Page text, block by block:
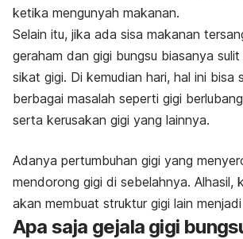
ketika mengunyah makanan.
Selain itu, jika ada sisa makanan
geraham dan gigi bungsu biasanya
sikat gigi. Di kemudian hari, hal ini bisa
berbagai masalah seperti gigi
serta kerusakan gigi yang lainnya.
Adanya pertumbuhan gigi yang
mendorong gigi di sebelahnya. Alhasil,
akan membuat struktur gigi lain
Apa saja gejala gigi